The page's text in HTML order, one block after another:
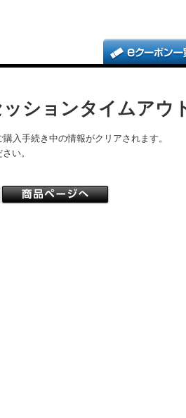
ションタイムアウ
入手続き中の情報がクリアされます。
い。